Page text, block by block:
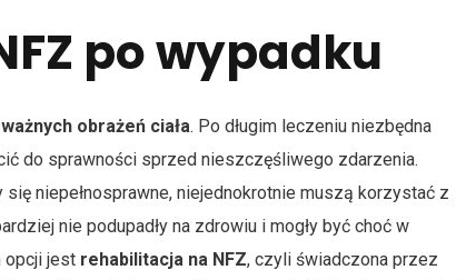
po wypadku
obrażeń ciała. Po długim leczeniu niezbędna
do sprawności sprzed nieszczęśliwego zdarzenia.
niepełnosprawne, niejednokrotnie muszą korzystać z
nie podupadły na zdrowiu i mogły być choć w
opcji jest rehabilitacja na NFZ, czyli świadczona przez